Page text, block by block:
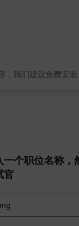
我们建议免费安装
一个职位名称，
官